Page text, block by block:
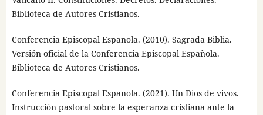
Biblioteca de Autores Cristianos.
Conferencia Episcopal Espanola. (2010). Sagrada Biblia.
Versión oficial de la Conferencia Episcopal Española.
Biblioteca de Autores Cristianos.
Conferencia Episcopal Espanola. (2021). Un Dios de vivos.
Instrucción pastoral sobre la esperanza cristiana ante la